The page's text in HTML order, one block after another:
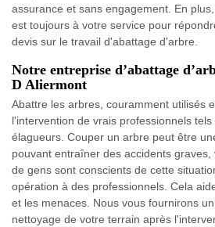
assurance et sans engagement. En
est toujours à votre service pour
devis sur le travail d'abattage d'arbre.
Notre entreprise d’abattage
D Aliermont
Abattre les arbres, couramment utilisés
l'intervention de vrais professionnels
élagueurs. Couper un arbre peut être
pouvant entraîner des accidents
de gens sont conscients de cette
opération à des professionnels. Cela
et les menaces. Nous vous fournirons
nettoyage de votre terrain après